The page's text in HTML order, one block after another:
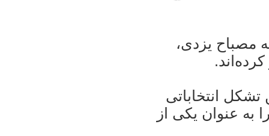
مصباح يزدی،
انتخاباتی
به عنوان يکی از